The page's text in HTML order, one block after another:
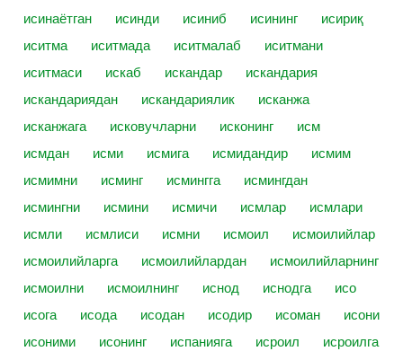
исинаётган
исинди исиниб исининг
исириқ
иситма
иситмада иситмалаб
иситмани
иситмаси
искаб искандар
искандария
искандариядан
искандариялик
исканжа
исканжага
исковучларни исконинг
исм
исмдан
исми исмига исмидандир
исмим
исмимни
исминг исмингга
исмингдан
исмингни
исмини исмичи исмлар
исмлари
исмли
исмлиси исмни исмоил
исмоилийлар
исмоилийларга
исмоилийлардан
исмоилийларнинг
исмоилни
исмоилнинг иснод иснодга
исо
исога
исода исодан исодир исоман
исони
исоними
исонинг испанияга исроил
исроилга